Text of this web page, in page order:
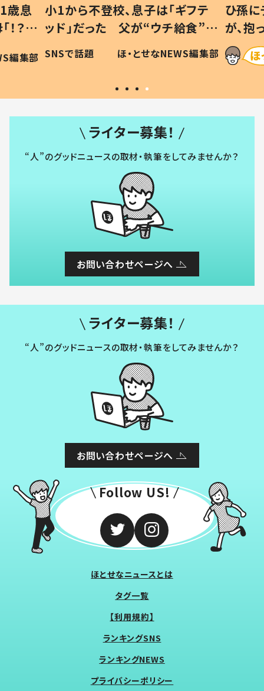
歳息
？」
編集部
小1から不登校、息子は「ギフテ
ッド」だった 父が“ウチ給食”を
作り続ける理由とは #令和の親
#令和の子
SNSで話題 ほ・とせなNEWS編集部
ひ孫
が、
「涙が
い」
ライター募集！
“人”のグッドニュースの取材・執筆をしてみませんか？
お問い合わせページへ
ライター募集！
“人”のグッドニュースの取材・執筆をしてみませんか？
お問い合わせページへ
Follow US!
ほとせなニュースとは
タグ一覧
【利用規約】
ランキングSNS
ランキングNEWS
プライバシーポリシー